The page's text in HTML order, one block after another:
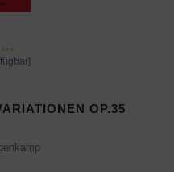
OP.35